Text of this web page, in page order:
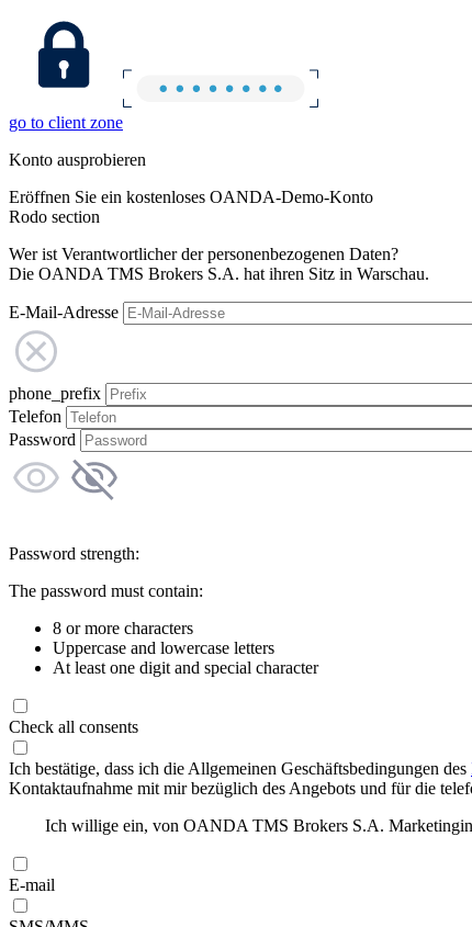
go to client zone
Konto ausprobieren
Eröffnen Sie ein kostenloses OANDA-Demo-Konto
Rodo section
Wer ist Verantwortlicher der personenbezogenen Daten?
Die OANDA TMS Brokers S.A. hat ihren Sitz in Warschau.
E-Mail-Adresse
phone_prefix
Telefon
Password
Password strength:
The password must contain:
8 or more characters
Uppercase and lowercase letters
At least one digit and special character
Check all consents
Ich bestätige, dass ich die Allgemeinen Geschäftsbedingungen des
Kontaktaufnahme mit mir bezüglich des Angebots und für die
Ich willige ein, von OANDA TMS Brokers S.A.
E-mail